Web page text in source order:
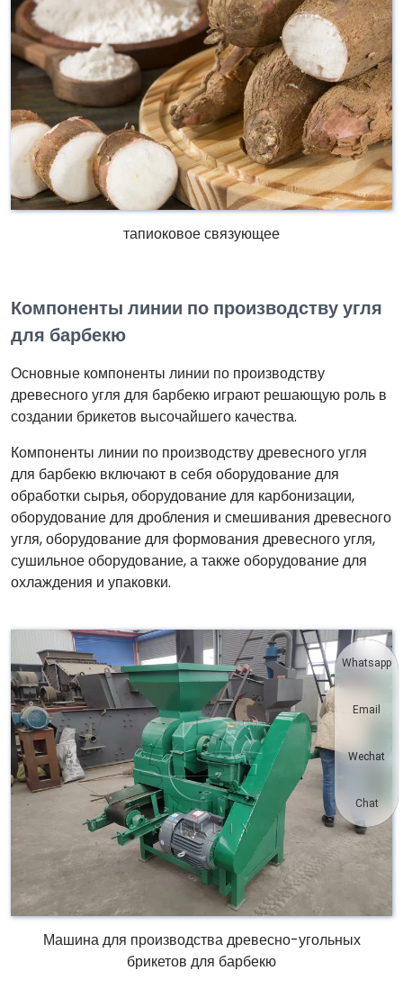
тапиоковое связующее
Компоненты линии по производству угля
для барбекю
Основные компоненты линии по производству
древесного угля для барбекю играют решающую роль в
создании брикетов высочайшего качества.
Компоненты линии по производству древесного угля
для барбекю включают в себя оборудование для
обработки сырья, оборудование для карбонизации,
оборудование для дробления и смешивания древесного
угля, оборудование для формования древесного угля,
сушильное оборудование, а также оборудование для
охлаждения и упаковки.
Машина для производства древесно-угольных
брикетов для барбекю
Whatsapp
Email
Wechat
Chat